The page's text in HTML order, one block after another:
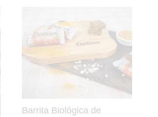
Barrita Biológica de